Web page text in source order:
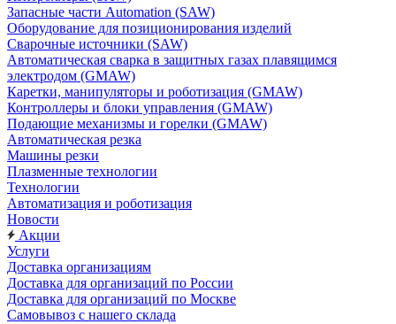
Запасные части Automation (SAW)
Оборудование для позиционирования изделий
Сварочные источники (SAW)
Автоматическая сварка в защитных газах плавящимся
электродом (GMAW)
Каретки, манипуляторы и роботизация (GMAW)
Контроллеры и блоки управления (GMAW)
Подающие механизмы и горелки (GMAW)
Автоматическая резка
Машины резки
Плазменные технологии
Технологии
Автоматизация и роботизация
Новости
Акции
Услуги
Доставка организациям
Доставка для организаций по России
Доставка для организаций по Москве
Самовывоз с нашего склада